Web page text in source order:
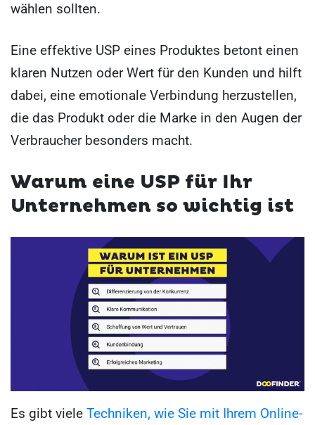
wählen sollten.
Eine effektive USP eines Produktes betont einen
klaren Nutzen oder Wert für den Kunden und hilft
dabei, eine emotionale Verbindung herzustellen,
die das Produkt oder die Marke in den Augen der
Verbraucher besonders macht.
Warum eine USP für Ihr
Unternehmen so wichtig ist
Es gibt viele Techniken, wie Sie mit Ihrem Online-